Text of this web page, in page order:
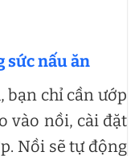
sức nấu ăn
bạn chỉ cần ướp
vào nồi, cài đặt
Nồi sẽ tự động